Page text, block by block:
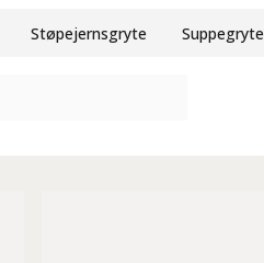
Støpejernsgryte Suppegryte